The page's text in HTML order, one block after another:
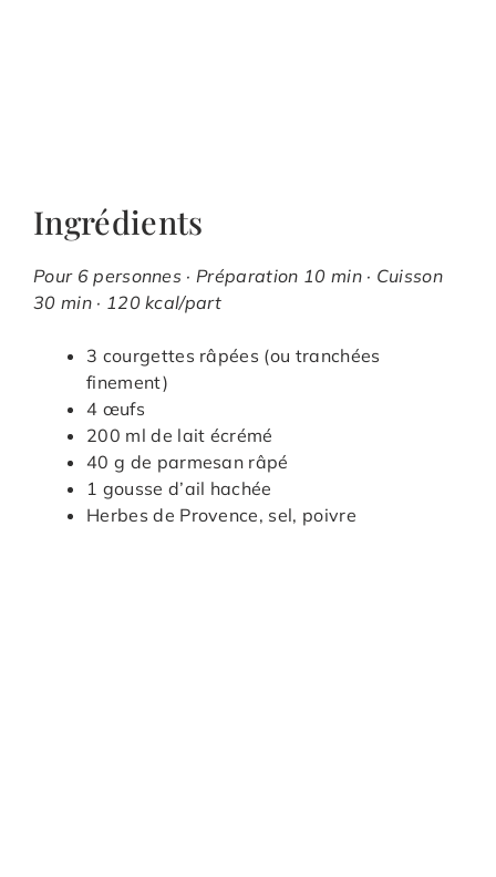
Ingrédients
Pour 6 personnes · Préparation 10 min · Cuisson
30 min · 120 kcal/part
3 courgettes râpées (ou tranchées
finement)
4 œufs
200 ml de lait écrémé
40 g de parmesan râpé
1 gousse d’ail hachée
Herbes de Provence, sel, poivre